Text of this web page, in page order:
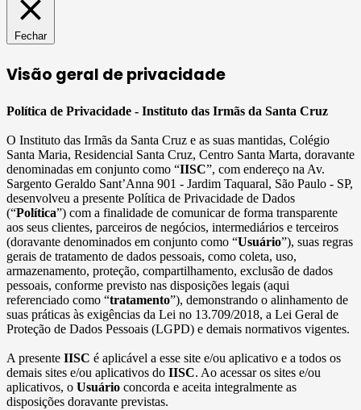
Fechar
Visão geral de privacidade
Política de Privacidade - Instituto das Irmãs da Santa Cruz
O Instituto das Irmãs da Santa Cruz e as suas mantidas, Colégio
Santa Maria, Residencial Santa Cruz, Centro Santa Marta, doravante
denominadas em conjunto como “IISC”, com endereço na Av.
Sargento Geraldo Sant’Anna 901 - Jardim Taquaral, São Paulo - SP,
desenvolveu a presente Política de Privacidade de Dados
(“Política”) com a finalidade de comunicar de forma transparente
aos seus clientes, parceiros de negócios, intermediários e terceiros
(doravante denominados em conjunto como “Usuário”), suas regras
gerais de tratamento de dados pessoais, como coleta, uso,
armazenamento, proteção, compartilhamento, exclusão de dados
pessoais, conforme previsto nas disposições legais (aqui
referenciado como “tratamento”), demonstrando o alinhamento de
suas práticas às exigências da Lei no 13.709/2018, a Lei Geral de
Proteção de Dados Pessoais (LGPD) e demais normativos vigentes.
A presente IISC é aplicável a esse site e/ou aplicativo e a todos os
demais sites e/ou aplicativos do IISC. Ao acessar os sites e/ou
aplicativos, o Usuário concorda e aceita integralmente as
disposições doravante previstas.